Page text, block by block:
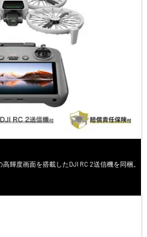
輝度画面を搭載したDJI RC 2送信機を同梱。